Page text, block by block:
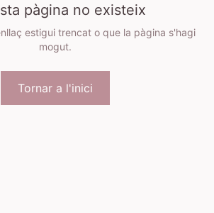
pàgina no existeix
estigui trencat o que la pàgina s'hagi
mogut.
Tornar a l'inici